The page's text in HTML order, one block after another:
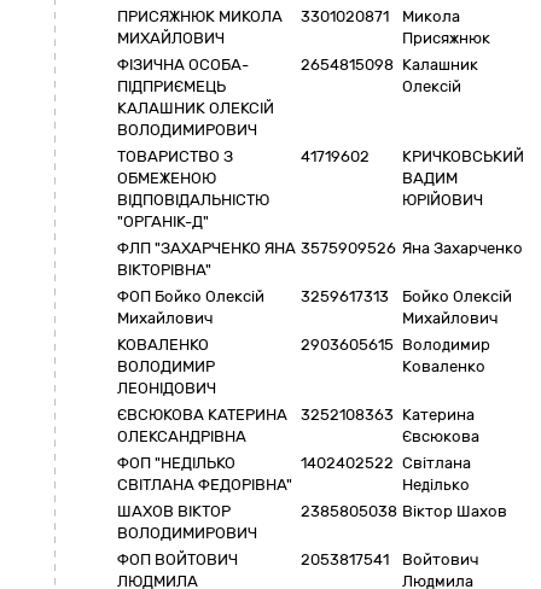
ПРИСЯЖНЮК МИКОЛА
МИХАЙЛОВИЧ
3301020871
Микола
Присяжнюк
ФІЗИЧНА ОСОБА-
ПІДПРИЄМЕЦЬ
КАЛАШНИК ОЛЕКСІЙ
ВОЛОДИМИРОВИЧ
2654815098 Калашник
Олексій
ТОВАРИСТВО З
ОБМЕЖЕНОЮ
ВІДПОВІДАЛЬНІСТЮ
"ОРГАНІК-Д"
41719602
КРИЧКОВСЬКИЙ
ВАДИМ
ЮРІЙОВИЧ
ФЛП "ЗАХАРЧЕНКО ЯНА
ВІКТОРІВНА"
3575909526 Яна Захарченко
ФОП Бойко Олексій
Михайлович
3259617313
Бойко Олексій
Михайлович
КОВАЛЕНКО
ВОЛОДИМИР
ЛЕОНІДОВИЧ
2903605615 Володимир
Коваленко
ЄВСЮКОВА КАТЕРИНА
ОЛЕКСАНДРІВНА
3252108363 Катерина
Євсюкова
ФОП "НЕДІЛЬКО
СВІТЛАНА ФЕДОРІВНА"
1402402522 Світлана
Неділько
ШАХОВ ВІКТОР
ВОЛОДИМИРОВИЧ
2385805038 Віктор Шахов
ФОП ВОЙТОВИЧ
ЛЮДМИЛА
2053817541
Войтович
Людмила